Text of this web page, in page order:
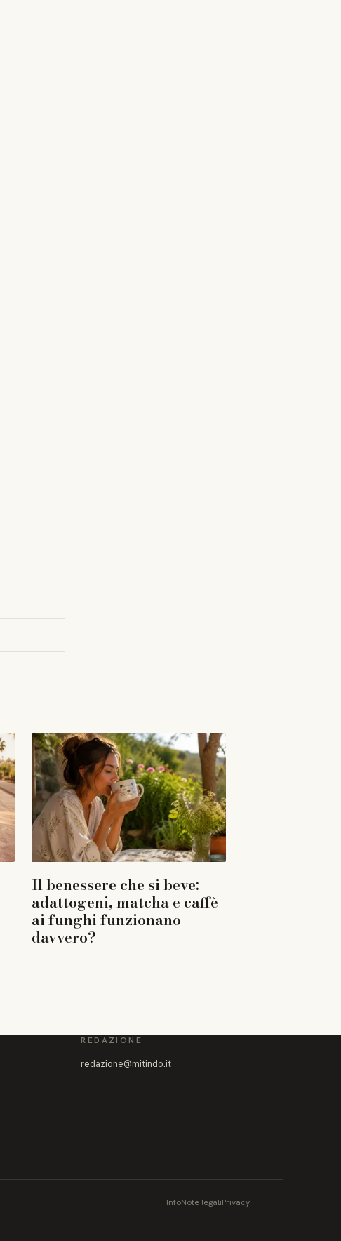
Il benessere che si beve:
adattogeni, matcha e caffè
ai funghi funzionano
davvero?
REDAZIONE
redazione@mitindo.it
InfoNote legaliPrivacy